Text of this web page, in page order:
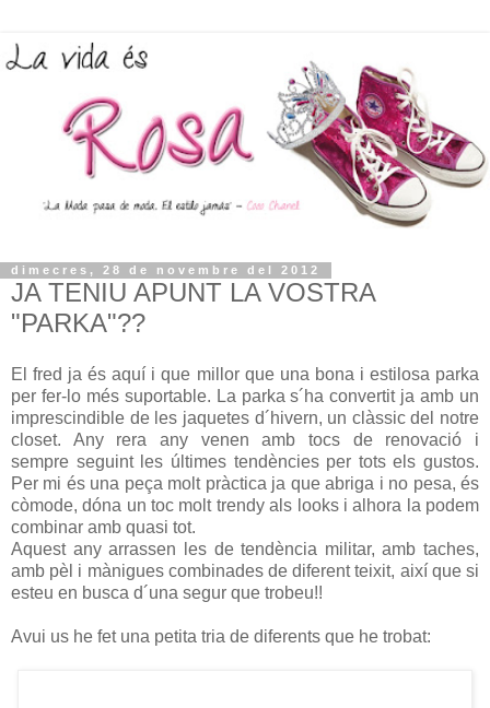
dimecres, 28 de novembre del 2012
JA TENIU APUNT LA VOSTRA
"PARKA"??
El fred ja és aquí i que millor que una bona i estilosa parka
per fer-lo més suportable. La parka s´ha convertit ja amb un
imprescindible de les jaquetes d´hivern, un clàssic del notre
closet. Any rera any venen amb tocs de renovació i
sempre seguint les últimes tendències per tots els gustos.
Per mi és una peça molt pràctica ja que abriga i no pesa, és
còmode, dóna un toc molt trendy als looks i alhora la podem
combinar amb quasi tot.
Aquest any arrassen les de tendència militar, amb taches,
amb pèl i mànigues combinades de diferent teixit, així que si
esteu en busca d´una segur que trobeu!!
Avui us he fet una petita tria de diferents que he trobat: